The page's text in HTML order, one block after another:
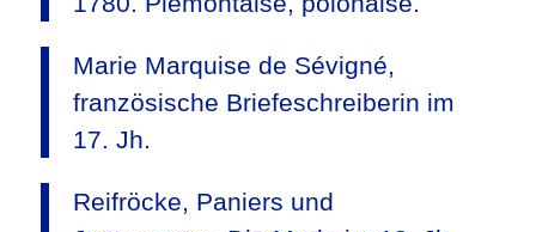
Marie Marquise de Sévigné,
französische Briefeschreiberin im
17. Jh.
Reifröcke, Paniers und